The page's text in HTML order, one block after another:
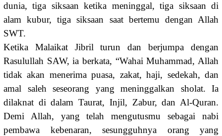
dunia, tiga siksaan ketika meninggal, tiga siksaan di
alam kubur, tiga siksaan saat bertemu dengan Allah
SWT.
Ketika Malaikat Jibril turun dan berjumpa dengan
Rasulullah SAW, ia berkata, “Wahai Muhammad, Allah
tidak akan menerima puasa, zakat, haji, sedekah, dan
amal saleh seseorang yang meninggalkan sholat. Ia
dilaknat di dalam Taurat, Injil, Zabur, dan Al-Quran.
Demi Allah, yang telah mengutusmu sebagai nabi
pembawa kebenaran, sesungguhnya orang yang